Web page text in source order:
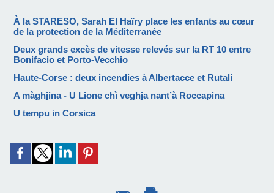
À la STARESO, Sarah El Haïry place les enfants au cœur
de la protection de la Méditerranée
Deux grands excès de vitesse relevés sur la RT 10 entre
Bonifacio et Porto-Vecchio
Haute-Corse : deux incendies à Albertacce et Rutali
A màghjina - U Lione chì veghja nant’à Roccapina
U tempu in Corsica